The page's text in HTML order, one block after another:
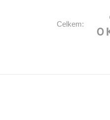
Celkem:
0